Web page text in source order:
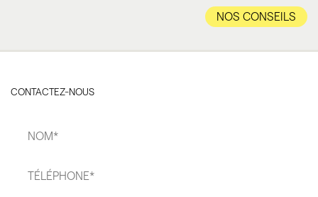
NOS CONSEILS
CONTACTEZ-NOUS
Téléphone